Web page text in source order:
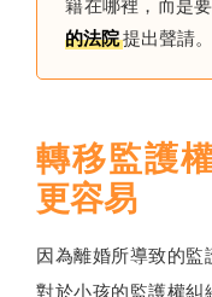
的法院提出聲請。
轉移監護
更容易
因為離婚所導致的
對於小孩的監護權糾